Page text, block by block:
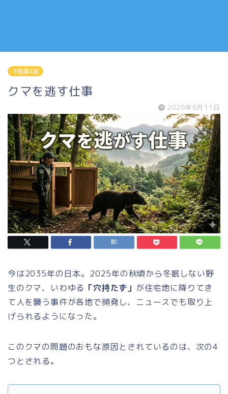
不思議な話
クマを逃す仕事
2026年6月11日
今は2035年の日本。2025年の秋頃から冬眠しない野
生のクマ、いわゆる 「穴持たず」 が住宅地に降りてき
て人を襲う事件が各地で頻発し、ニュースでも取り上
げられるようになった。
このクマの問題のおもな原因とされているのは、次の4
つとされる。